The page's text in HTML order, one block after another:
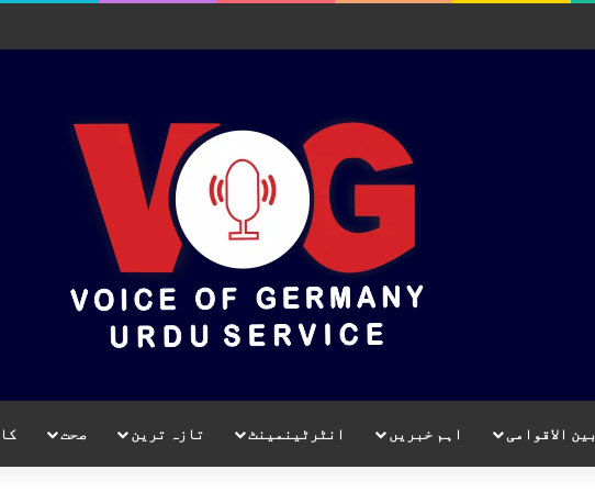
بین الاقوامی اہم خبریں انٹرٹینمینٹ تازہ ترین صحت